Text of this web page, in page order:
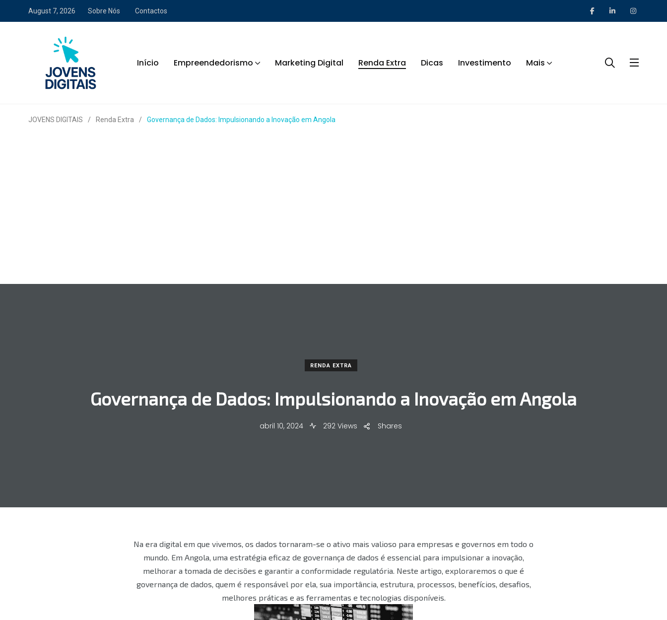
August 7, 2026 Sobre Nós Contactos
Início Empreendedorismo Marketing Digital Renda Extra Dicas Investimento Mais
JOVENS DIGITAIS / Renda Extra / Governança de Dados: Impulsionando a Inovação em Angola
RENDA EXTRA
Governança de Dados: Impulsionando a Inovação em Angola
abril 10, 2024 292 Views Shares
Na era digital em que vivemos, os dados tornaram-se o ativo mais valioso para empresas e governos em todo o
mundo. Em Angola, uma estratégia eficaz de governança de dados é essencial para impulsionar a inovação,
melhorar a tomada de decisões e garantir a conformidade regulatória. Neste artigo, exploraremos o que é
governança de dados, quem é responsável por ela, sua importância, estrutura, processos, benefícios, desafios,
melhores práticas e as ferramentas e tecnologias disponíveis.